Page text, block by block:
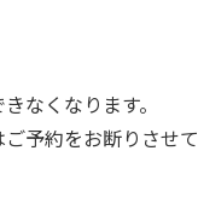
なくなります。
予約をお断りさせて